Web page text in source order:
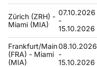
Zürich (ZRH) -
Miami (MIA)
07.10.2026
-
15.10.2026
Frankfurt/Main
(FRA) - Miami
(MIA)
08.10.2026
-
15.10.2026